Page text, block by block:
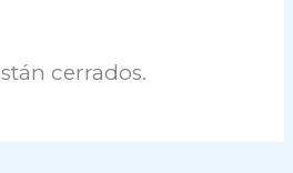
cerrados.